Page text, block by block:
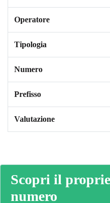
Operatore
Tipologia
Numero
Prefisso
Valutazione
Scopri il
numero